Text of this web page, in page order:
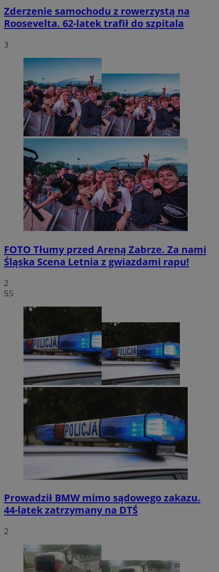
Zderzenie samochodu z rowerzystą na
Roosevelta. 62-latek trafił do szpitala
3
FOTO Tłumy przed Areną Zabrze. Za nami
Śląska Scena Letnia z gwiazdami rapu!
2
55
Prowadził BMW mimo sądowego zakazu.
44-latek zatrzymany na DTŚ
2